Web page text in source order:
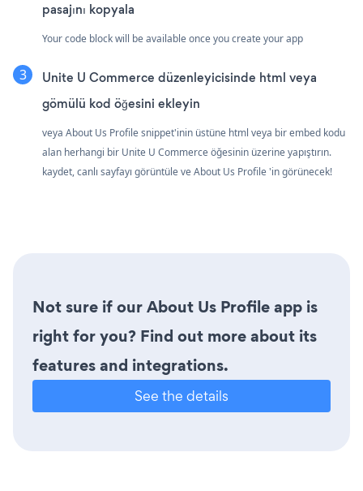
pasajını kopyala
Your code block will be available once you create your app
Unite U Commerce düzenleyicisinde html veya
gömülü kod öğesini ekleyin
veya About Us Profile snippet'inin üstüne html veya bir embed kodu
alan herhangi bir Unite U Commerce öğesinin üzerine yapıştırın.
kaydet, canlı sayfayı görüntüle ve About Us Profile 'in görünecek!
Not sure if our About Us Profile app is
right for you? Find out more about its
features and integrations.
See the details